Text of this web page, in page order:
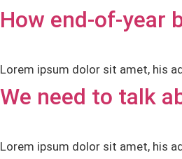
How end-of-year
Lorem ipsum dolor sit amet, his
We need to talk
Lorem ipsum dolor sit amet, his